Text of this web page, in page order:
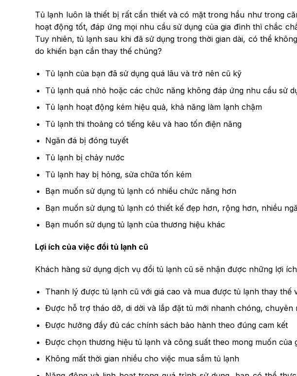
Tủ lạnh luôn là thiết bị rất cần thiết và có mặt trong hầu như trong
hoạt động tốt, đáp ứng mọi nhu cầu sử dụng của gia đình thì chắc
Tuy nhiên, tủ lạnh sau khi đã sử dụng trong thời gian dài, có thể
do khiến bạn cần thay thế chúng?
Tủ lạnh của bạn đã sử dụng quá lâu và trở nên cũ kỹ
Tủ lạnh quá nhỏ hoặc các chức năng không đáp ứng nhu cầu sử
Tủ lạnh hoạt động kém hiệu quả, khả năng làm lạnh chậm
Tủ lạnh thi thoảng có tiếng kêu và hao tốn điện năng
Ngăn đá bị đóng tuyết
Tủ lạnh bị chảy nước
Tủ lạnh hay bị hỏng, sửa chữa tốn kém
Bạn muốn sử dụng tủ lạnh có nhiều chức năng hơn
Bạn muốn sử dụng tủ lạnh có thiết kế đẹp hơn, rộng hơn, nhiều
Bạn muốn sử dụng tủ lạnh của thương hiệu khác
Lợi ích của việc đổi tủ lạnh cũ
Khách hàng sử dụng dịch vụ đổi tủ lạnh cũ sẽ nhận được những lợi
Thanh lý được tủ lạnh cũ với giá cao và mua được tủ lạnh thay thế
Được hỗ trợ tháo dỡ, di dời và lắp đặt tủ mới nhanh chóng, chuyên
Được hưởng đầy đủ các chính sách bảo hành theo đúng cam kết
Được chọn thương hiệu tủ lạnh và công suất theo mong muốn của
Không mất thời gian nhiều cho việc mua sắm tủ lạnh